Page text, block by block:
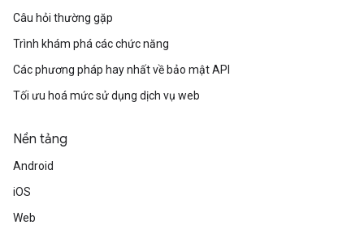
Câu hỏi thường gặp
Trình khám phá các chức năng
Các phương pháp hay nhất về bảo mật API
Tối ưu hoá mức sử dụng dịch vụ web
Nền tảng
Android
iOS
Web